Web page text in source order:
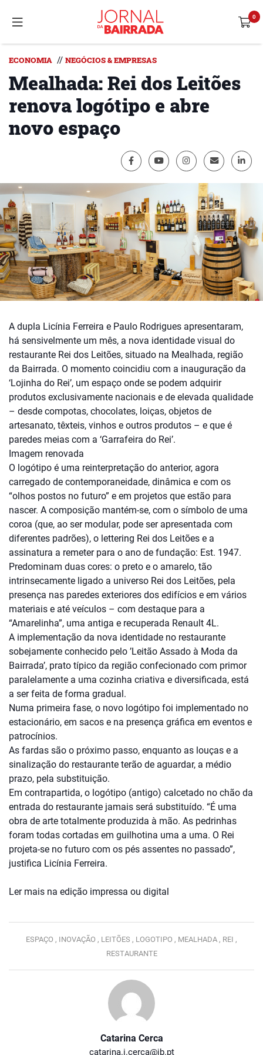
Catarina Cerca
catarina.i.cerca@jb.pt
ECONOMIA // NEGÓCIOS & EMPRESAS
Mealhada: Rei dos Leitões
renova logótipo e abre
novo espaço
A dupla Licínia Ferreira e Paulo Rodrigues apresentaram,
há sensivelmente um mês, a nova identidade visual do
restaurante Rei dos Leitões, situado na Mealhada, região
da Bairrada. O momento coincidiu com a inauguração da
‘Lojinha do Rei’, um espaço onde se podem adquirir
produtos exclusivamente nacionais e de elevada qualidade
– desde compotas, chocolates, loiças, objetos de
artesanato, têxteis, vinhos e outros produtos – e que é
paredes meias com a ‘Garrafeira do Rei’.
Imagem renovada
O logótipo é uma reinterpretação do anterior, agora
carregado de contemporaneidade, dinâmica e com os
“olhos postos no futuro” e em projetos que estão para
nascer. A composição mantém-se, com o símbolo de uma
coroa (que, ao ser modular, pode ser apresentada com
diferentes padrões), o lettering Rei dos Leitões e a
assinatura a remeter para o ano de fundação: Est. 1947.
Predominam duas cores: o preto e o amarelo, tão
intrinsecamente ligado a universo Rei dos Leitões, pela
presença nas paredes exteriores dos edifícios e em vários
materiais e até veículos – com destaque para a
“Amarelinha”, uma antiga e recuperada Renault 4L.
A implementação da nova identidade no restaurante
sobejamente conhecido pelo ’Leitão Assado à Moda da
Bairrada’, prato típico da região confecionado com primor
paralelamente a uma cozinha criativa e diversificada, está
a ser feita de forma gradual.
Numa primeira fase, o novo logótipo foi implementado no
estacionário, em sacos e na presença gráfica em eventos e
patrocínios.
As fardas são o próximo passo, enquanto as louças e a
sinalização do restaurante terão de aguardar, a médio
prazo, pela substituição.
Em contrapartida, o logótipo (antigo) calcetado no chão da
entrada do restaurante jamais será substituído. “É uma
obra de arte totalmente produzida à mão. As pedrinhas
foram todas cortadas em guilhotina uma a uma. O Rei
projeta-se no futuro com os pés assentes no passado”,
justifica Licínia Ferreira.
Ler mais na edição impressa ou digital
ESPAÇO , INOVAÇÃO , LEITÕES , LOGOTIPO , MEALHADA , REI ,
RESTAURANTE